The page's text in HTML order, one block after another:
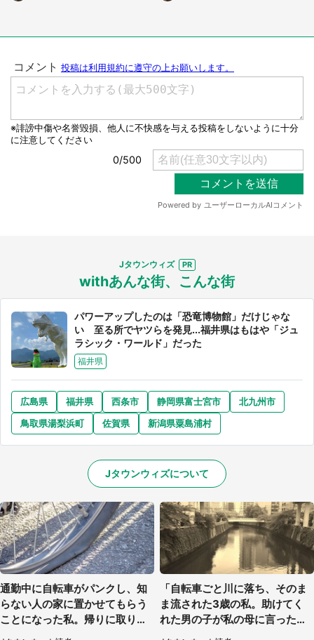
Jタウンウィズ
withあんな街、こんな街
パワーアップしたのは「恐竜博物館」だけじゃな
い 至る所でヤツらを発見...福井県はもはや「ジュ
ラシック・ワールド」だった
福井県
広島県 福井県 西条市 静岡県富士宮市
北九州市
鳥取県湯梨浜町
佐賀県 新潟県粟島浦村
Jタウンウィズについて
通勤中に自転車がパンクし、知
らない人の家に置かせてもらう
ことになった私。帰りに取りに
行くと、なんと...（東京都・40
「自転車ごと川に落ち、そのま
ま流された3歳の私。助けてく
れた男の子が私の母に言ったの
は...」（千葉県・20代女性）